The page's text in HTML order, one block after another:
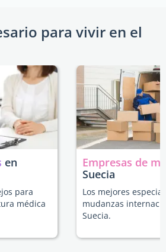
para vivir en el
en
para
médica
Empresas de
Suecia
Los mejores
mudanzas
Suecia.